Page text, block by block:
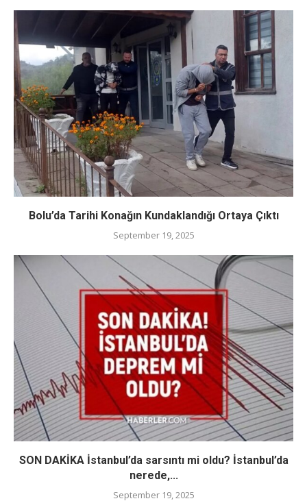
Bolu’da Tarihi Konağın Kundaklandığı Ortaya Çıktı
September 19, 2025
SON DAKİKA İstanbul’da sarsıntı mi oldu? İstanbul’da
nerede,...
September 19, 2025